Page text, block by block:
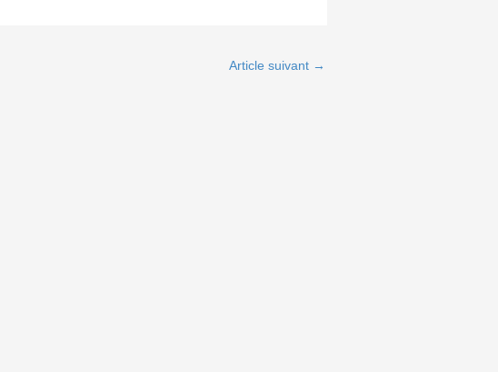
Article suivant →